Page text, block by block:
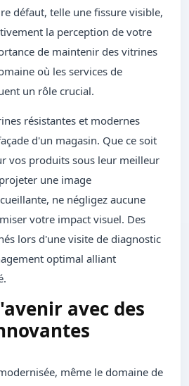
défaut, telle une fissure visible,
la perception de votre
de maintenir des vitrines
où les services de
un rôle crucial.
résistantes et modernes
d'un magasin. Que ce soit
vos produits sous leur meilleur
une image
ne négligez aucune
votre impact visuel. Des
lors d'une visite de diagnostic
optimal alliant
avec des
même le domaine de